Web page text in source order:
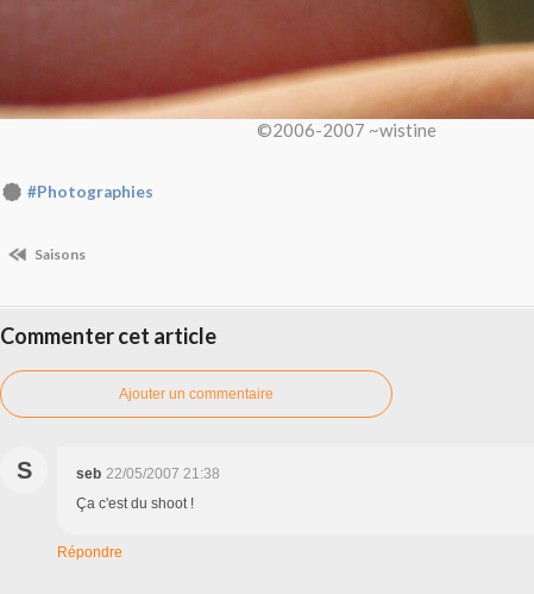
©2006-2007 ~wistine
#Photographies
Saisons
Commenter cet article
Ajouter un commentaire
S seb 22/05/2007 21:38
Ça c'est du shoot !
Répondre